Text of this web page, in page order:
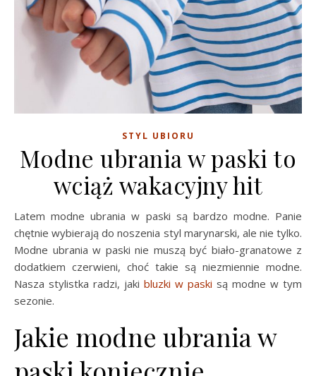
STYL UBIORU
Modne ubrania w paski to
wciąż wakacyjny hit
Latem modne ubrania w paski są bardzo modne. Panie
chętnie wybierają do noszenia styl marynarski, ale nie tylko.
Modne ubrania w paski nie muszą być biało-granatowe z
dodatkiem czerwieni, choć takie są niezmiennie modne.
Nasza stylistka radzi, jaki bluzki w paski są modne w tym
sezonie.
Jakie modne ubrania w